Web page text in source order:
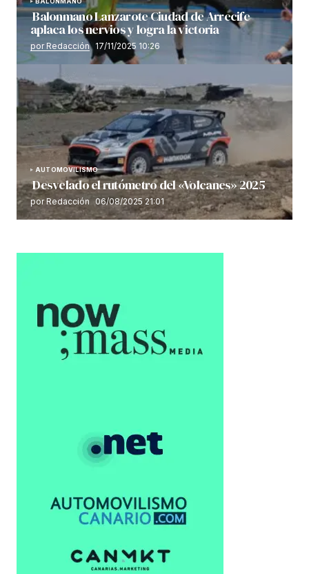
Balonmano Lanzarote Ciudad de Arrecife
aplaca los nervios y logra la victoria
por Redacción 17/11/2025 10:26
AUTOMOVILISMO
Desvelado el rutómetro del «Volcanes» 2025
por Redacción 06/08/2025 21:01